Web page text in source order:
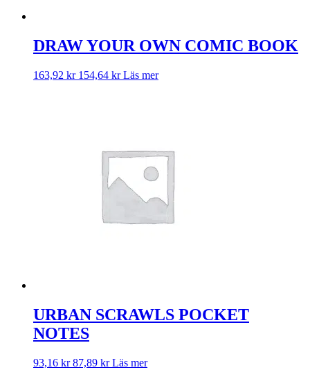
DRAW YOUR OWN COMIC BOOK
163,92 kr 154,64 kr Läs mer
URBAN SCRAWLS POCKET
NOTES
93,16 kr 87,89 kr Läs mer